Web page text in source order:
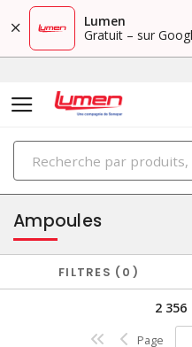
Lumen
Gratuit – sur
éclairage
Ampoules
FILTRES 0
2 356
Page